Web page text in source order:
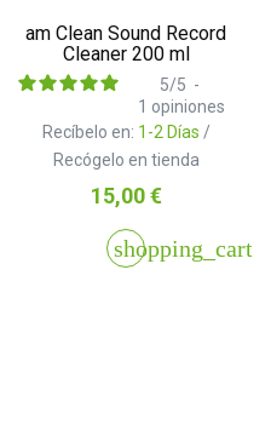
am Clean Sound Record
Cleaner 200 ml
Recíbelo en: 1-2 Días /
Recógelo en tienda
5/5 -
1 opiniones
Precio
15,00 €
shopping_cart